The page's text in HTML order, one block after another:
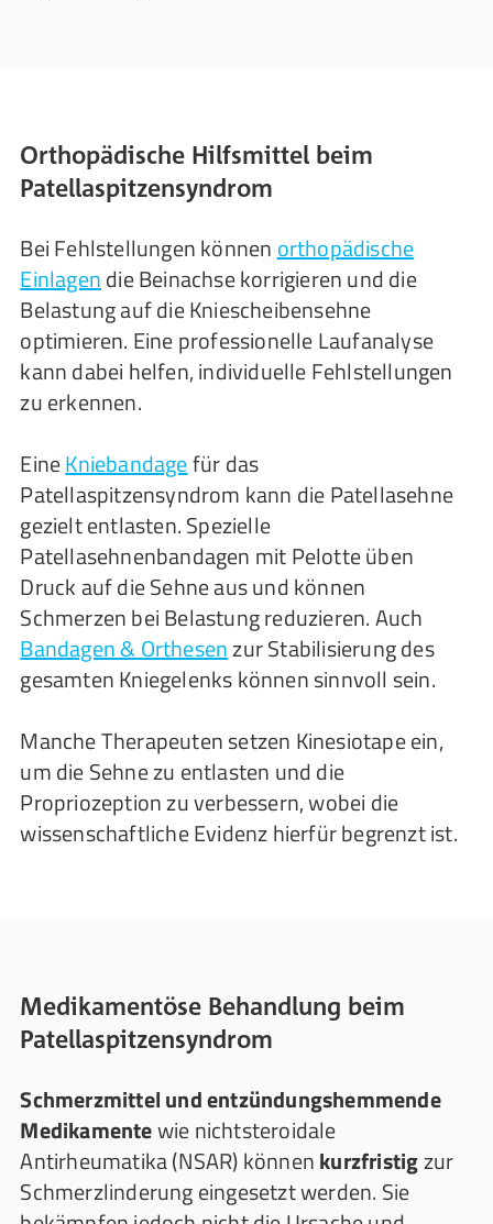
Orthopädische Hilfsmittel beim
Patellaspitzensyndrom
Bei Fehlstellungen können orthopädische
Einlagendie Beinachse korrigieren und die
Belastung auf die Kniescheibensehne
optimieren. Eine professionelle Laufanalyse
kann dabei helfen, individuelle Fehlstellungen
zu erkennen.
EineKniebandagefür das
Patellaspitzensyndrom kann die Patellasehne
gezielt entlasten. Spezielle
Patellasehnenbandagen mit Pelotte üben
Druck auf die Sehne aus und können
Schmerzen bei Belastung reduzieren. Auch
Bandagen & Orthesenzur Stabilisierung des
gesamten Kniegelenks können sinnvoll sein.
Manche Therapeuten setzen Kinesiotape ein,
um die Sehne zu entlasten und die
Propriozeption zu verbessern, wobei die
wissenschaftliche Evidenz hierfür begrenzt ist.
Medikamentöse Behandlung beim
Patellaspitzensyndrom
Schmerzmittel und entzündungshemmende
Medikamentewie nichtsteroidale
Antirheumatika (NSAR) könnenkurzfristigzur
Schmerzlinderung eingesetzt werden. Sie